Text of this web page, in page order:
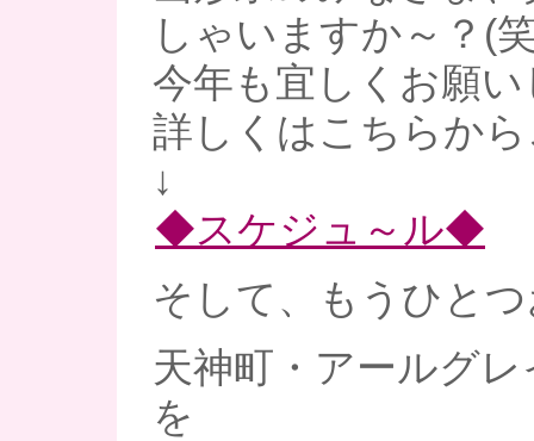
しゃいますか～？(
今年も宜しくお願
詳しくはこちらか
↓
◆スケジュ～ル◆
そして、もうひと
天神町・アールグ
を